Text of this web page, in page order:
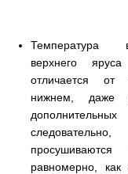
Температура
верхнего
отличается от
нижнем, даже
равномерно, как